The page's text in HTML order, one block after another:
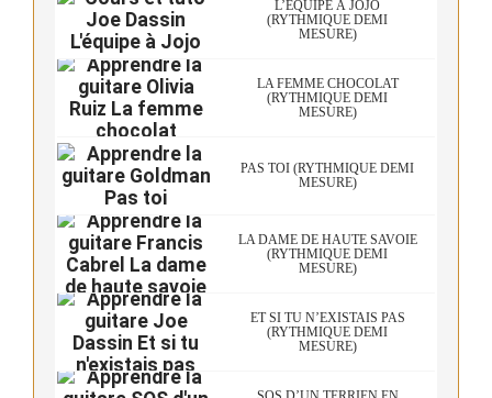
L’ÉQUIPE À JOJO
(RYTHMIQUE DEMI
MESURE)
LA FEMME CHOCOLAT
(RYTHMIQUE DEMI
MESURE)
PAS TOI (RYTHMIQUE DEMI
MESURE)
LA DAME DE HAUTE SAVOIE
(RYTHMIQUE DEMI
MESURE)
ET SI TU N’EXISTAIS PAS
(RYTHMIQUE DEMI
MESURE)